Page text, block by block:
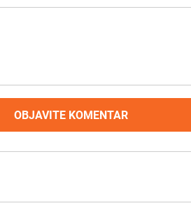
OBJAVITE KOMENTAR